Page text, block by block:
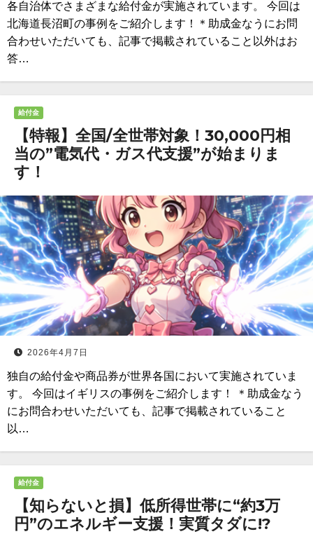
各自治体でさまざまな給付金が実施されています。 今回は
北海道長沼町の事例をご紹介します！＊助成金なうにお問
合わせいただいても、記事で掲載されていること以外はお
答…
給付金
【特報】全国/全世帯対象！30,000円相
当の”電気代・ガス代支援”が始まりま
す！
2026年4月7日
独自の給付金や商品券が世界各国において実施されていま
す。 今回はイギリスの事例をご紹介します！ ＊助成金なう
にお問合わせいただいても、記事で掲載されていること
以…
給付金
【知らないと損】低所得世帯に“約3万
円”のエネルギー支援！実質タダに!?